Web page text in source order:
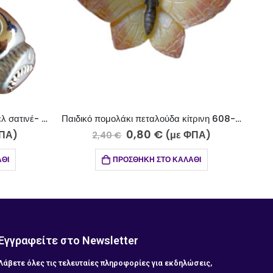
Παιδικό πομολάκι πεταλούδα κίτρινη 608-18
(με ΦΠΑ)
ΚΑΛΆΘΙ
2,10€ 0,80€(με ΦΠΑ)
ΠΡΟΣΘΉΚΗ ΣΤΟ ΚΑΛΆΘΙ
στο Newsletter
όλες τις τελευταίες πληροφορίες για εκδηλώσεις,